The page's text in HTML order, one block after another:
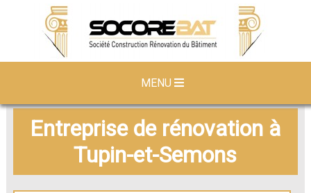
MENU
Entreprise de rénovation à
Tupin-et-Semons